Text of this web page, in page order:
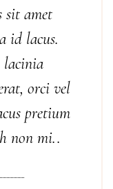
sit amet
id lacus.
lacinia
orci vel
pretium
non mi..